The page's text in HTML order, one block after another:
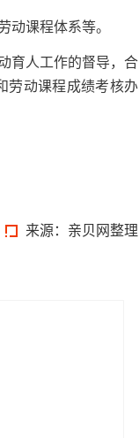
课程体系等。
育人工作的督导，合
劳动课程成绩考核办
来源：亲贝网整理